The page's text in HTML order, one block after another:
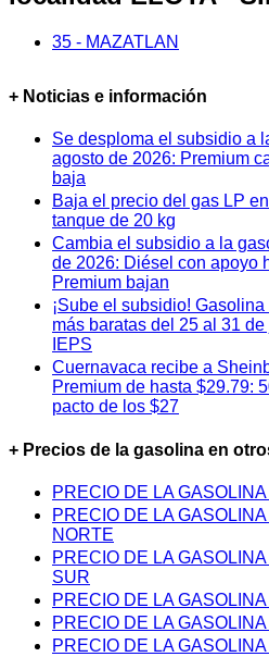
35 - MAZATLAN
+ Noticias e información
Se desploma el subsidio a
agosto de 2026: Premium
baja
Baja el precio del gas LP
tanque de 20 kg
Cambia el subsidio a la
de 2026: Diésel con apoyo
Premium bajan
¡Sube el subsidio!
más baratas del 25 al 31
IEPS
Cuernavaca recibe a
Premium de hasta $29.79:
pacto de los $27
+ Precios de la gasolina en
PRECIO DE LA
PRECIO DE LA
NORTE
PRECIO DE LA
SUR
PRECIO DE LA
PRECIO DE LA
PRECIO DE LA